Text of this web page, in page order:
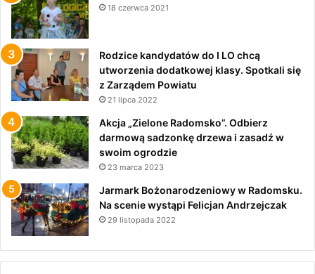
18 czerwca 2021
Rodzice kandydatów do I LO chcą
utworzenia dodatkowej klasy. Spotkali się
z Zarządem Powiatu
21 lipca 2022
Akcja „Zielone Radomsko”. Odbierz
darmową sadzonkę drzewa i zasadź w
swoim ogrodzie
23 marca 2023
Jarmark Bożonarodzeniowy w Radomsku.
Na scenie wystąpi Felicjan Andrzejczak
29 listopada 2022